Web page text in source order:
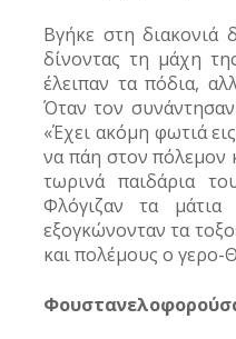
Βγήκε στη διακονιά
δίνοντας τη μάχη
έλειπαν τα πόδια,
Όταν τον
«Έχει ακόμη φωτιά
να πάη στον πόλεμον
τωρινά παιδάρια
Φλόγιζαν τα
εξογκώνονταν τα
και πολέμους ο γερο-